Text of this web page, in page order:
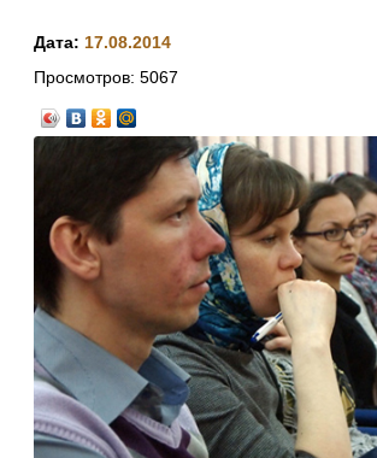
Дата: 17.08.2014
Просмотров: 5067